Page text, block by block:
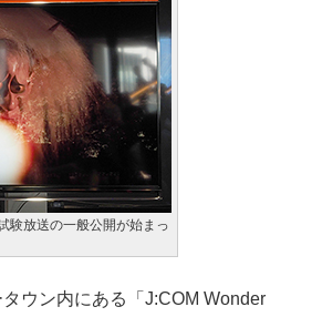
験放送の一般公開が始まっ
ウン内にある「J:COM Wonder